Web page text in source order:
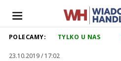
POLECAMY: TYLKO U NAS
23.10.2019 / 17:02